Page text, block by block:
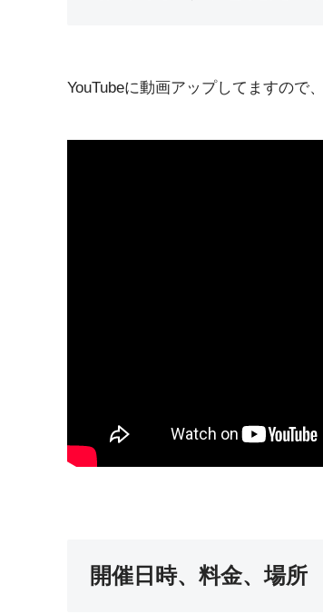
YouTubeに動画アップしてますので
開催日時、料金、場所